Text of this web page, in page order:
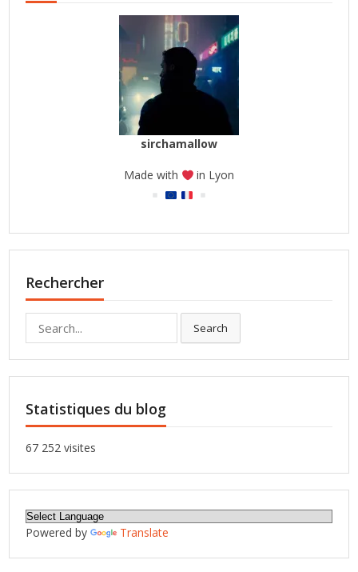
sirchamallow
Made with in Lyon
Rechercher
Search
Statistiques du blog
67 252 visites
Powered by Translate